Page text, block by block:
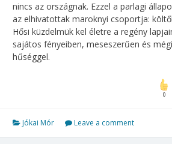
nincs az országnak. Ezzel a parlagi
az elhivatottak maroknyi csoportja:
Hősi küzdelmük kel életre a regény
sajátos fényeiben, meseszerűen és
hűséggel.
0
Jókai Mór Leave a comment